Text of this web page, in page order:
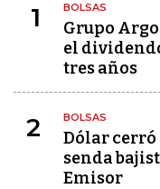
1 BOLSAS
Grupo
el
tres años
2 BOLSAS
Dólar cerró
senda
Emisor